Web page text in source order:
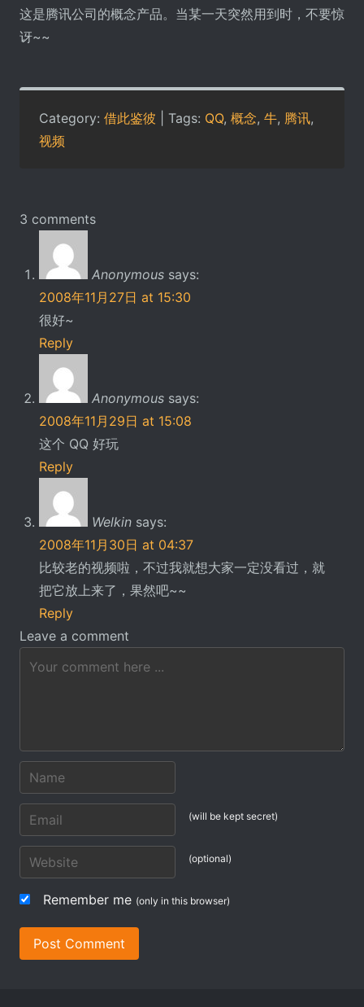
这是腾讯公司的概念产品。当某一天突然用到时，不要惊
讶~~
Category: 借此鉴彼 | Tags: QQ, 概念, 牛, 腾讯,
视频
3 comments
Anonymous says:
2008年11月27日 at 15:30
很好~
Reply
Anonymous says:
2008年11月29日 at 15:08
这个 QQ 好玩
Reply
Welkin says:
2008年11月30日 at 04:37
比较老的视频啦，不过我就想大家一定没看过，就
把它放上来了，果然吧~~
Reply
Leave a comment
(will be kept secret)
(optional)
Remember me (only in this browser)
Post Comment